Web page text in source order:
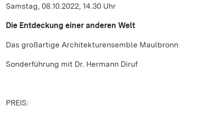
Samstag, 08.10.2022, 14.30 Uhr
Die Entdeckung einer anderen Welt
Das großartige Architekturensemble Maulbronn
Sonderführung mit Dr. Hermann Diruf
PREIS: